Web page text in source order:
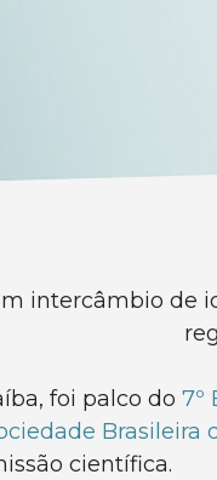
intercâmbio
foi palco do 7º
Brasileira
científica.